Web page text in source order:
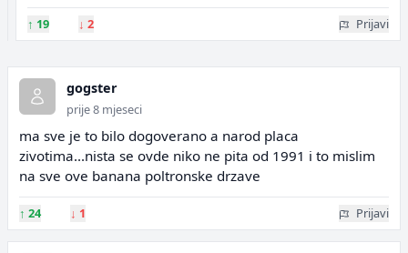
↑ 19 ↓ 2 Prijavi
gogster
prije 8 mjeseci
ma sve je to bilo dogoverano a narod placa
zivotima...nista se ovde niko ne pita od 1991 i to mislim
na sve ove banana poltronske drzave
↑ 24 ↓ 1 Prijavi